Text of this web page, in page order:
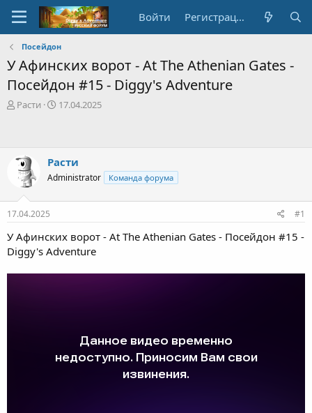
Войти Регистрация
Посейдон
У Афинских ворот - At The Athenian Gates -
Посейдон #15 - Diggy's Adventure
А
т
е
м
ы
Расти
Д
о
з
а
я
17.04.2025
Расти
Administrator Команда форума
17.04.2025 #1
У Афинских ворот - At The Athenian Gates - Посейдон #15 -
Diggy's Adventure